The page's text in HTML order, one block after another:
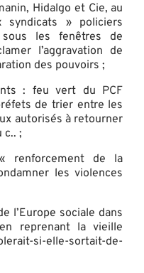
Hidalgo et Cie, au
syndicats » policiers
les fenêtres de
l’aggravation de
des pouvoirs ;
: feu vert du PCF
de trier entre les
autorisés à retourner
c.. ;
renforcement de la
les violences
l’Europe sociale dans
reprenant la vieille
si-elle-sortait-de-